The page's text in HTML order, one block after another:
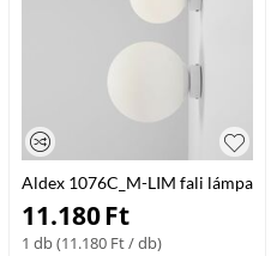
Aldex 1076C_M-LIM fali lámpa
fém / üveg 1 x max 60W E27
11.180Ft
1 db (11.180 Ft/ db)